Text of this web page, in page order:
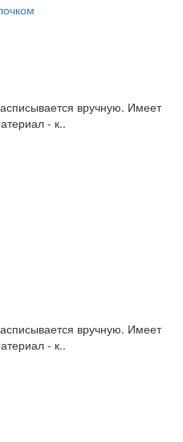
вручную. Имеет
- к..
вручную. Имеет
- к..